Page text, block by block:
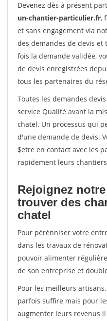
Devenez dès à présent
un-chantier-particulier.fr,
et sans engagement via
des demandes de devis et
fois la demande validée,
de devis enregistrées
tous les partenaires du
Toutes les demandes
service Qualité avant la
chatel. Un processus qui
d'une demande de devis.
$etre en contact avec les
rapidement leurs
Rejoignez
trouver des
chatel
Pour pérénniser votre
dans les travaux de
pouvoir alimenter
de son entreprise et
Pour les meilleurs
parfois suffire mais pour
augmenter leurs revenus